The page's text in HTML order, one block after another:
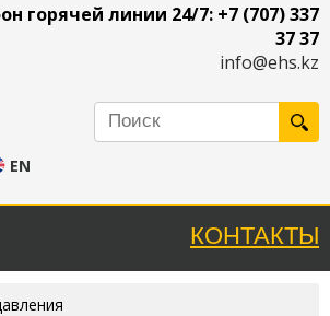
горячей линии 24/7: +7 (707) 337
37 37
info@ehs.kz
EN
КОНТАКТЫ